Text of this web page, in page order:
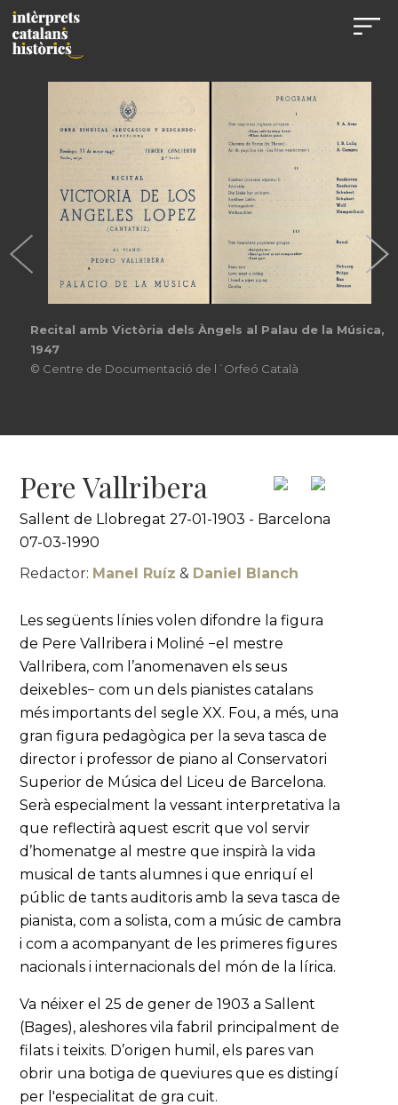
Recital amb Victòria dels Àngels al Palau de la Música,
1947
© Centre de Documentació de l´Orfeó Català
Pere Vallribera
Sallent de Llobregat 27-01-1903 - Barcelona
07-03-1990
Redactor: Manel Ruíz & Daniel Blanch
Les següents línies volen difondre la figura
de Pere Vallribera i Moliné −el mestre
Vallribera, com l’anomenaven els seus
deixebles− com un dels pianistes catalans
més importants del segle XX. Fou, a més, una
gran figura pedagògica per la seva tasca de
director i professor de piano al Conservatori
Superior de Música del Liceu de Barcelona.
Serà especialment la vessant interpretativa la
que reflectirà aquest escrit que vol servir
d’homenatge al mestre que inspirà la vida
musical de tants alumnes i que enriquí el
públic de tants auditoris amb la seva tasca de
pianista, com a solista, com a músic de cambra
i com a acompanyant de les primeres figures
nacionals i internacionals del món de la lírica.
Va néixer el 25 de gener de 1903 a Sallent
(Bages), aleshores vila fabril principalment de
filats i teixits. D’origen humil, els pares van
obrir una botiga de queviures que es distingí
per l'especialitat de gra cuit.